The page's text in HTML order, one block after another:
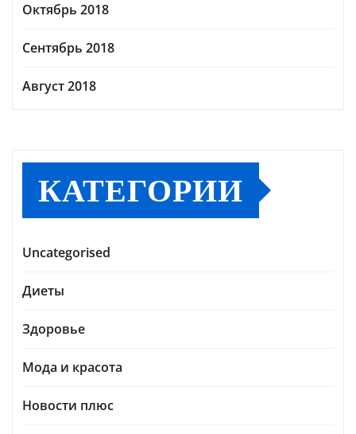
Октябрь 2018
Сентябрь 2018
Август 2018
КАТЕГОРИИ
Uncategorised
Диеты
Здоровье
Мода и красота
Новости плюс